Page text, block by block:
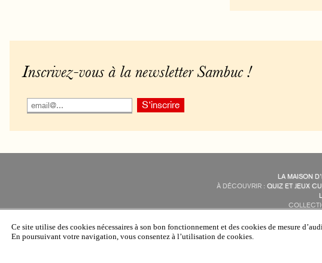
Inscrivez-vous à la newsletter Sambuc !
LA MAISON
À DÉCOUVRIR : QUIZ ET JEUX
Ce site utilise des cookies nécessaires à son bon fonctionnement et des cookies de mesure
En poursuivant votre navigation, vous consentez à l’utilisation de cookies.